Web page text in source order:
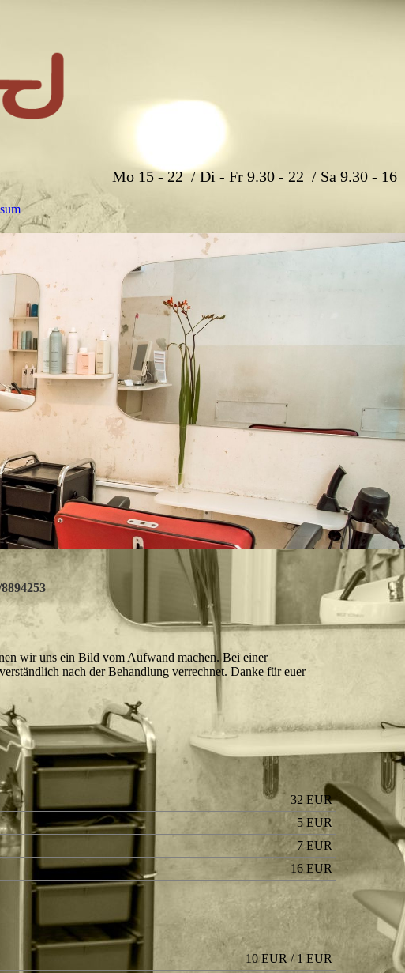
Mo 15 - 22 / Di - Fr 9.30 - 22 / Sa 9.30 - 16
wir uns ein Bild vom Aufwand machen. Bei einer
nach der Behandlung verrechnet. Danke für euer
32 EUR
5 EUR
7 EUR
16 EUR
10 EUR / 1 EUR